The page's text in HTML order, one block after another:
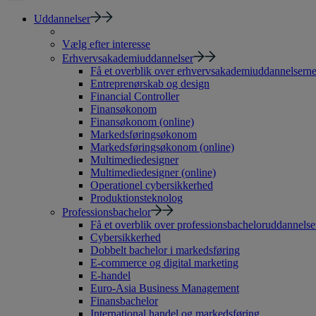
Uddannelser
Vælg efter interesse
Erhvervsakademiuddannelser
Få et overblik over erhvervsakademiuddannelserne
Entreprenørskab og design
Financial Controller
Finansøkonom
Finansøkonom (online)
Markedsføringsøkonom
Markedsføringsøkonom (online)
Multimediedesigner
Multimediedesigner (online)
Operationel cybersikkerhed
Produktionsteknolog
Professionsbachelor
Få et overblik over
Cybersikkerhed
Dobbelt bachelor i markedsføring
E-commerce og digital marketing
E-handel
Euro-Asia Business Management
Finansbachelor
International handel og markedsføring